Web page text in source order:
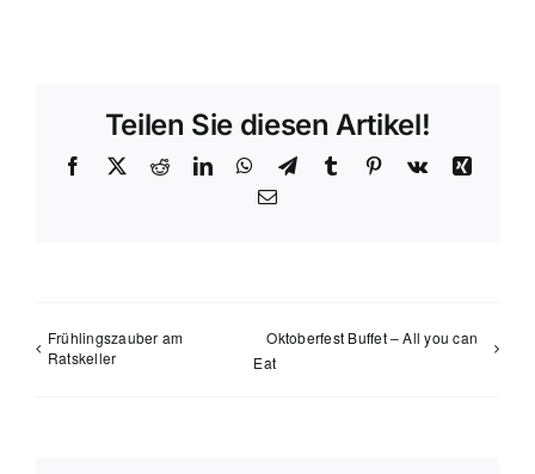
Teilen Sie diesen Artikel!
Facebook
X RedditLinkedInWhatsApp
TelegramTumblr Pinterest
Vk
Xing
E-
Frühlingszauber am
Ratskeller
Oktoberfest Buffet – All you can
Eat